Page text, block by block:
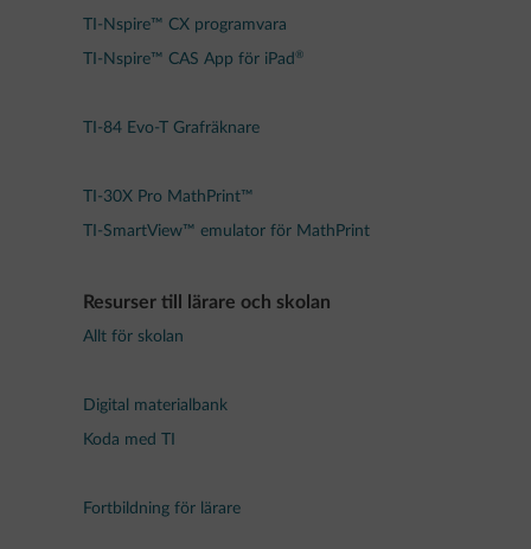
TI-Nspire™ CX programvara
TI-Nspire™ CAS App för iPad ®
TI-84 Evo-T Grafräknare
TI-30X Pro MathPrint™
TI-SmartView™ emulator för MathPrint
Resurser till lärare och skolan
Allt för skolan
Digital materialbank
Koda med TI
Fortbildning för lärare